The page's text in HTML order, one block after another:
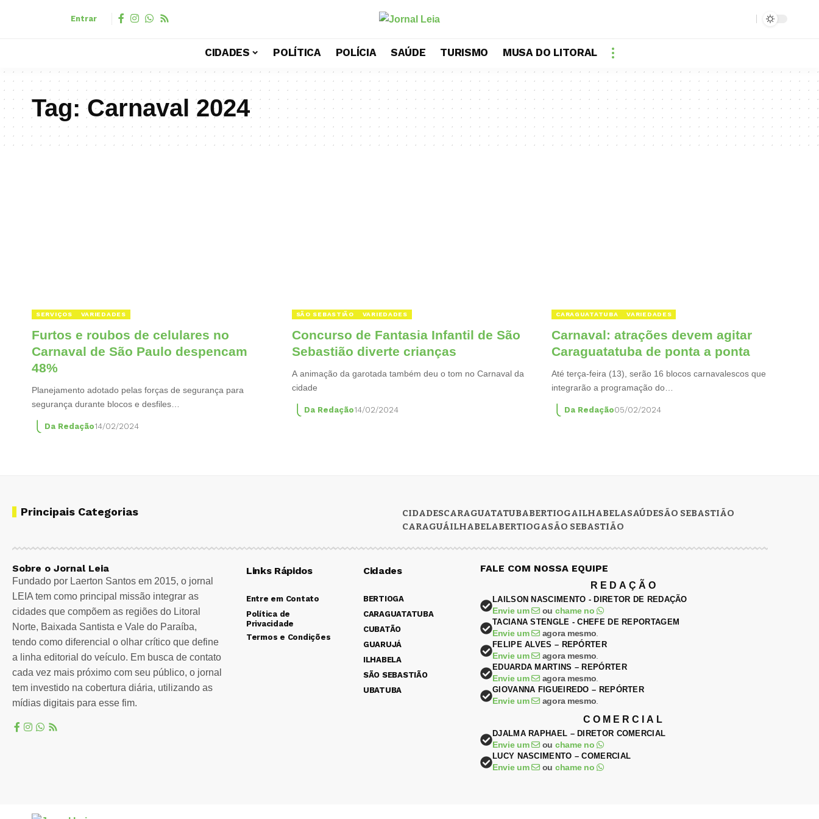
Entrar
CIDADES POLÍTICA POLÍCIA SAÚDE TURISMO MUSA DO LITORAL
Tag:Carnaval 2024
SERVIÇOS VARIEDADES
Furtos e roubos de celulares no
Carnaval de São Paulo despencam
48%
Planejamento adotado pelas forças de segurança para
segurança durante blocos e desfiles…
Da Redação14/02/2024
SÃO SEBASTIÃO VARIEDADES
Concurso de Fantasia Infantil de São
Sebastião diverte crianças
A animação da garotada também deu o tom no Carnaval da
cidade
Da Redação14/02/2024
CARAGUATATUBA VARIEDADES
Carnaval: atrações devem agitar
Caraguatatuba de ponta a ponta
Até terça-feira (13), serão 16 blocos carnavalescos que
integrarão a programação do…
Da Redação05/02/2024
Principais Categorias CIDADESCARAGUATATUBABERTIOGAILHABELASAÚDESÃO SEBASTIÃO
CARAGUÁILHABELABERTIOGASÃO SEBASTIÃO
Sobre o Jornal Leia
Fundado por Laerton Santos em 2015, o jornal
LEIA tem como principal missão integrar as
cidades que compõem as regiões do Litoral
Norte, Baixada Santista e Vale do Paraíba,
tendo como diferencial o olhar crítico que define
a linha editorial do veículo. Em busca de contato
cada vez mais próximo com seu público, o jornal
tem investido na cobertura diária, utilizando as
mídias digitais para esse fim.
Links Rápidos
Entre em Contato
Política de
Privacidade
Termos e Condições
Cidades
BERTIOGA
CARAGUATATUBA
CUBATÃO
GUARUJÁ
ILHABELA
SÃO SEBASTIÃO
UBATUBA
FALE COM NOSSA EQUIPE
REDAÇÃO
LAILSON NASCIMENTO - DIRETOR DE REDAÇÃO
Envie um ou chame no
TACIANA STENGLE - CHEFE DE REPORTAGEM
Envie um agora mesmo
FELIPE ALVES – REPÓRTER
Envie um agora mesmo
EDUARDA MARTINS – REPÓRTER
Envie um agora mesmo
GIOVANNA FIGUEIREDO – REPÓRTER
Envie um agora mesmo
COMERCIAL
DJALMA RAPHAEL – DIRETOR COMERCIAL
Envie um ou chame no
LUCY NASCIMENTO – COMERCIAL
Envie um ou chame no